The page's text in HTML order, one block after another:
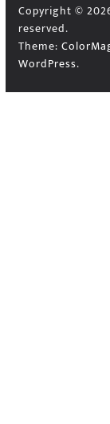
Copyright ©
reserved.
Theme:
WordPress.